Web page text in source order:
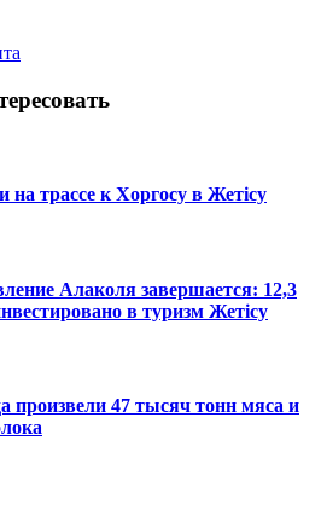
трассе к Хоргосу в Жетісу
Алаколя завершается: 12,3
в туризм Жетісу
произвели 47 тысяч тонн мяса и